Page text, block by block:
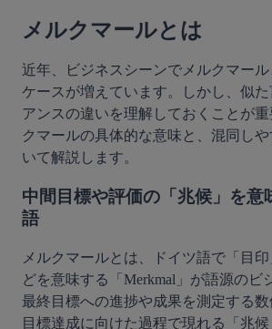
メルクマールとは
近年、ビジネスシーンでメルクマー
ケースが増えています。しかし、似
アンスの違いを理解しておくことが
クマールの具体的な意味と、混同し
いて解説します。
中間目標や評価の「兆候」を意
語
メルクマールとは、ドイツ語で「目
どを意味する「Merkmal」が語源のビ
最終目標への進捗や成果を測定する
目標達成に向けた過程で現れる「兆